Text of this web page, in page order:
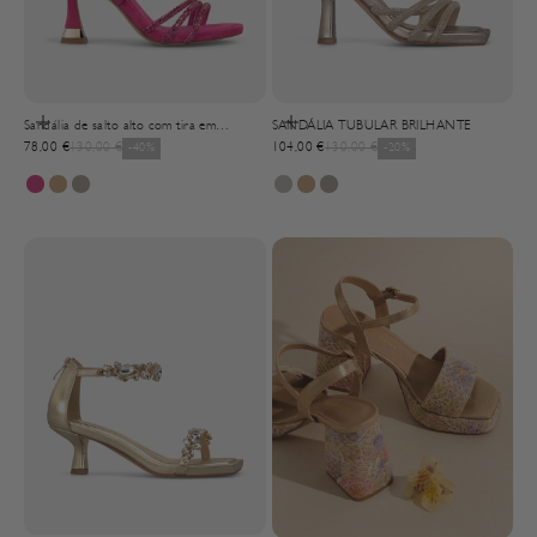
Selecionar opções
Sandália de salto alto com tira em
transferência metalizada
Precio de oferta
78,00 €Precio normal
130,00 € -40%
Selecionar opções
SANDÁLIA TUBULAR BRILHANTE
Precio de oferta
104,00 €Precio normal
130,00 € -20%